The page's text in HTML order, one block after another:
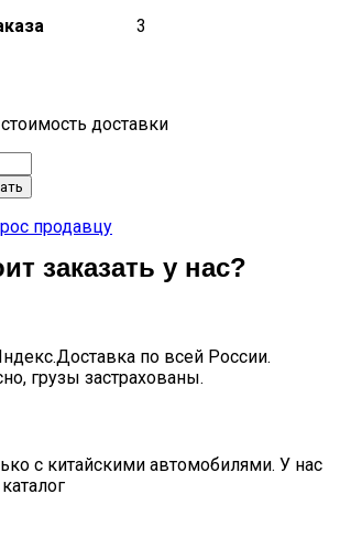
3
доставки
продавцу
заказать у нас?
по всей России.
грузы застрахованы.
с китайскими автомобилями. У нас